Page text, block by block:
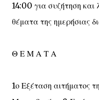
14:00 για συζήτηση
θέματα της ημερήσιας
Θ Ε Μ Α Τ Α
1ο Εξέταση αιτήματος